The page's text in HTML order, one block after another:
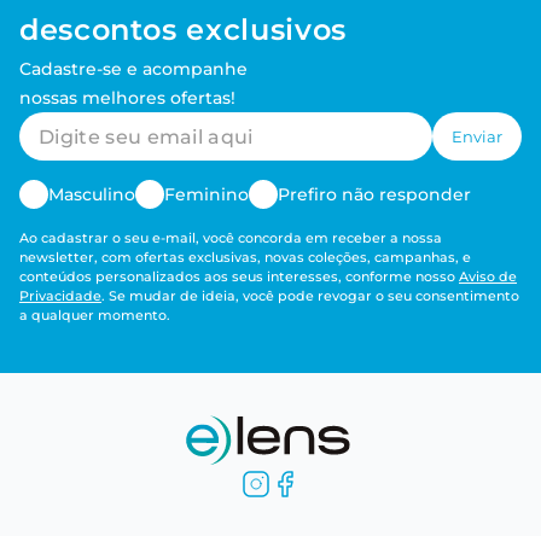
descontos exclusivos
Cadastre-se e acompanhe
nossas melhores ofertas!
Enviar
Masculino Feminino Prefiro não responder
Ao cadastrar o seu e-mail, você concorda em receber a nossa
newsletter, com ofertas exclusivas, novas coleções, campanhas, e
conteúdos personalizados aos seus interesses, conforme nosso Aviso de
Privacidade. Se mudar de ideia, você pode revogar o seu consentimento
a qualquer momento.